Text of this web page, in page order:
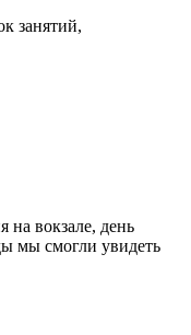
занятий,
на вокзале, день
мы смогли увидеть